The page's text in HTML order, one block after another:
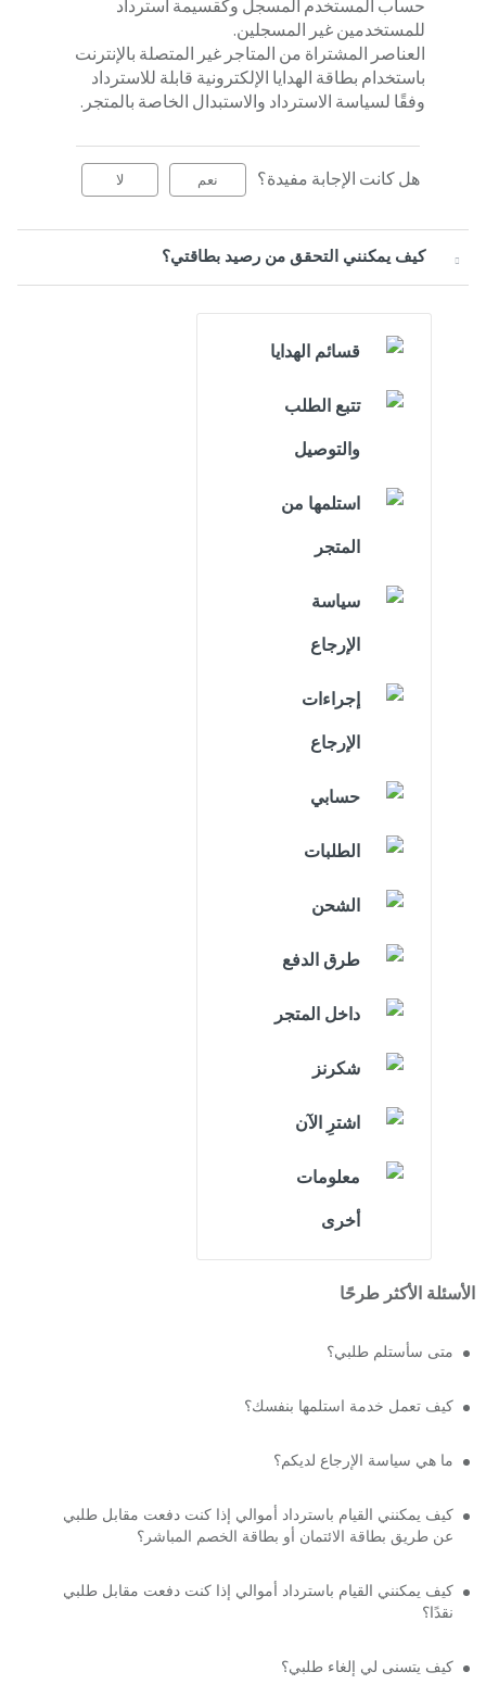
حساب المستخدم المسجل وكقسيمة استرداد
للمستخدمين غير المسجلين.
العناصر المشتراة من المتاجر غير المتصلة بالإنترنت
باستخدام بطاقة الهدايا الإلكترونية قابلة للاسترداد
وفقًا لسياسة الاسترداد والاستبدال الخاصة بالمتجر.
هل كانت الإجابة مفيدة؟ نعم لا
كيف يمكنني التحقق من رصيد بطاقتي؟
قسائم الهدايا
تتبع الطلب
والتوصيل
استلمها من
المتجر
سياسة
الإرجاع
إجراءات
الإرجاع
حسابي
الطلبات
الشحن
طرق الدفع
داخل المتجر
شكرنز
اشترِ الآن
معلومات
أخرى
الأسئلة الأكثر طرحًا
متى سأستلم طلبي؟
كيف تعمل خدمة استلمها بنفسك؟
ما هي سياسة الإرجاع لديكم؟
كيف يمكنني القيام باسترداد أموالي إذا كنت دفعت مقابل طلبي
عن طريق بطاقة الائتمان أو بطاقة الخصم المباشر؟
كيف يمكنني القيام باسترداد أموالي إذا كنت دفعت مقابل طلبي
نقدًا؟
كيف يتسنى لي إلغاء طلبي؟